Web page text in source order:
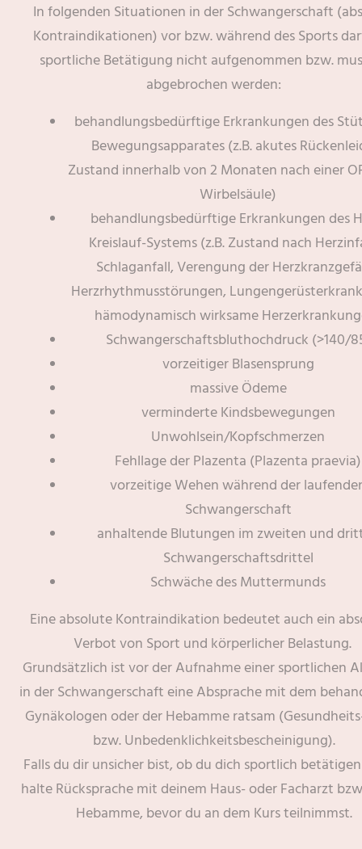
In folgenden Situationen in der Schwangerschaft
Kontraindikationen) vor bzw. während des Sports
sportliche Betätigung nicht aufgenommen bzw.
abgebrochen werden:
behandlungsbedürftige Erkrankungen des
Bewegungsapparates (z.B. akutes
Zustand innerhalb von 2 Monaten nach einer
Wirbelsäule)
behandlungsbedürftige Erkrankungen des
Kreislauf-Systems (z.B. Zustand nach
Schlaganfall, Verengung der
Herzrhythmusstörungen,
hämodynamisch wirksame
Schwangerschaftsbluthochdruck (>140/
vorzeitiger Blasensprung
massive Ödeme
verminderte Kindsbewegungen
Unwohlsein/Kopfschmerzen
Fehllage der Plazenta (Plazenta praevia)
vorzeitige Wehen während der
Schwangerschaft
anhaltende Blutungen im zweiten und
Schwangerschaftsdrittel
Schwäche des Muttermunds
Eine absolute Kontraindikation bedeutet auch ein
Verbot von Sport und körperlicher Belastung.
Grundsätzlich ist vor der Aufnahme einer sportlichen
in der Schwangerschaft eine Absprache mit dem
Gynäkologen oder der Hebamme ratsam
bzw. Unbedenklichkeitsbescheinigung).
Falls du dir unsicher bist, ob du dich sportlich
halte Rücksprache mit deinem Haus- oder Facharzt
Hebamme, bevor du an dem Kurs teilnimmst.